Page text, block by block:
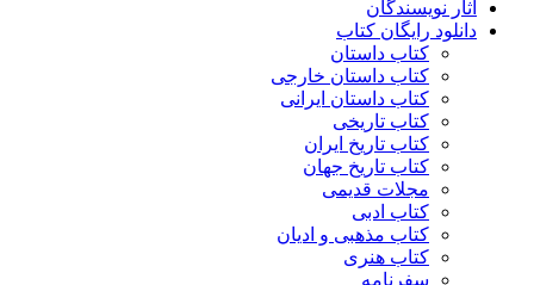
آثار نویسندگان
دانلود رایگان کتاب
کتاب داستان
کتاب داستان خارجی
کتاب داستان ایرانی
کتاب تاریخی
کتاب تاریخ ایران
کتاب تاریخ جهان
مجلات قدیمی
کتاب ادبی
کتاب مذهبی و ادیان
کتاب هنری
سفرنامه